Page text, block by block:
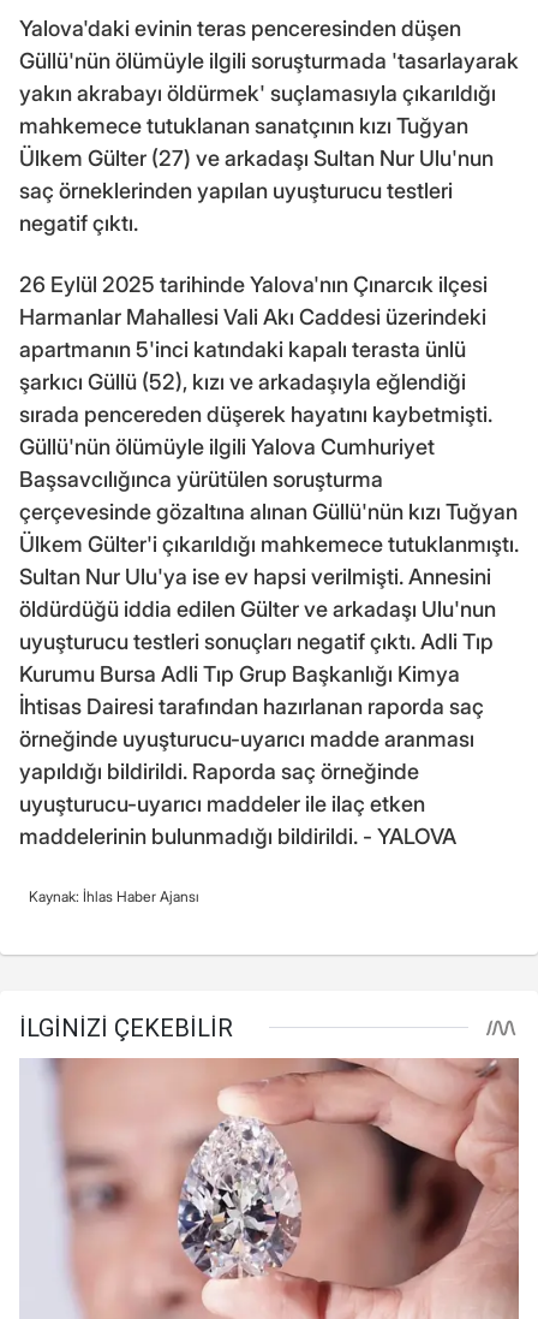
Yalova'daki evinin teras penceresinden düşen
Güllü'nün ölümüyle ilgili soruşturmada 'tasarlayarak
yakın akrabayı öldürmek' suçlamasıyla çıkarıldığı
mahkemece tutuklanan sanatçının kızı Tuğyan
Ülkem Gülter (27) ve arkadaşı Sultan Nur Ulu'nun
saç örneklerinden yapılan uyuşturucu testleri
negatif çıktı.
26 Eylül 2025 tarihinde Yalova'nın Çınarcık ilçesi
Harmanlar Mahallesi Vali Akı Caddesi üzerindeki
apartmanın 5'inci katındaki kapalı terasta ünlü
şarkıcı Güllü (52), kızı ve arkadaşıyla eğlendiği
sırada pencereden düşerek hayatını kaybetmişti.
Güllü'nün ölümüyle ilgili Yalova Cumhuriyet
Başsavcılığınca yürütülen soruşturma
çerçevesinde gözaltına alınan Güllü'nün kızı Tuğyan
Ülkem Gülter'i çıkarıldığı mahkemece tutuklanmıştı.
Sultan Nur Ulu'ya ise ev hapsi verilmişti. Annesini
öldürdüğü iddia edilen Gülter ve arkadaşı Ulu'nun
uyuşturucu testleri sonuçları negatif çıktı. Adli Tıp
Kurumu Bursa Adli Tıp Grup Başkanlığı Kimya
İhtisas Dairesi tarafından hazırlanan raporda saç
örneğinde uyuşturucu-uyarıcı madde aranması
yapıldığı bildirildi. Raporda saç örneğinde
uyuşturucu-uyarıcı maddeler ile ilaç etken
maddelerinin bulunmadığı bildirildi. - YALOVA
Kaynak: İhlas Haber Ajansı